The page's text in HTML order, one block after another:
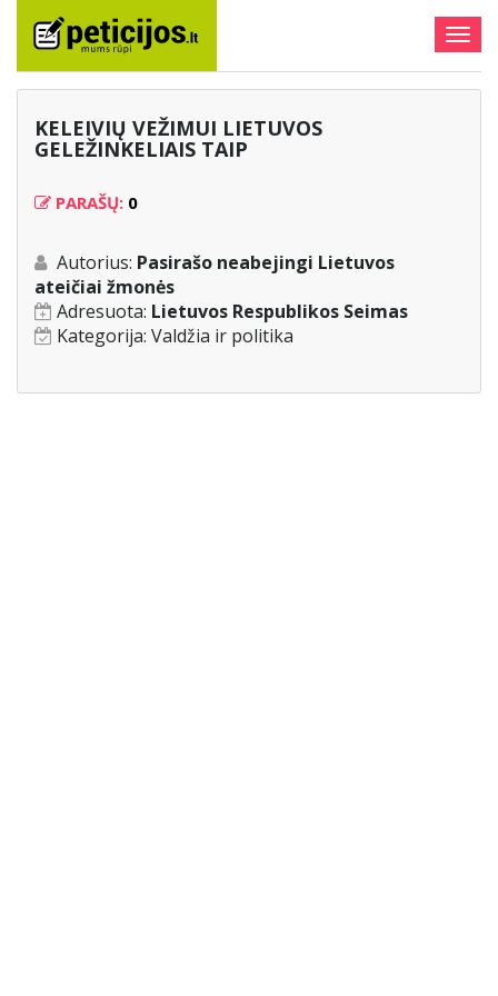
KELEIVIŲ VEŽIMUI LIETUVOS
GELEŽINKELIAIS TAIP
PARAŠŲ: 0
Autorius: Pasirašo neabejingi Lietuvos
ateičiai žmonės
Adresuota: Lietuvos Respublikos Seimas
Kategorija: Valdžia ir politika